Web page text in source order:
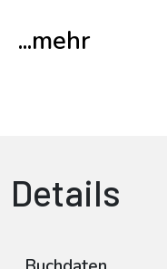
...mehr
Details